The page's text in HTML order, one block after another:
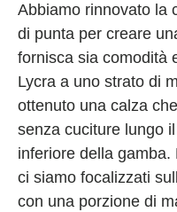
Abbiamo rinnovato la
di punta per creare
fornisca sia comodità
Lycra a uno strato di
ottenuto una calza
senza cuciture lungo
inferiore della
ci siamo focalizzati
con una porzione di